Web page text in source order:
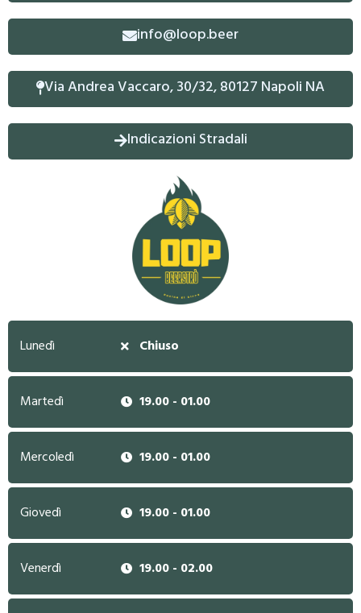
info@loop.beer
Via Andrea Vaccaro, 30/32, 80127 Napoli NA
Indicazioni Stradali
Lunedì Chiuso
Martedì 19.00 - 01.00
Mercoledì 19.00 - 01.00
Giovedì 19.00 - 01.00
Venerdì 19.00 - 02.00